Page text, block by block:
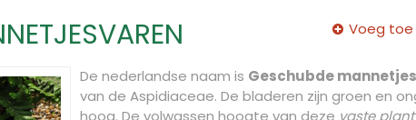
Voeg toe
De nederlandse naam is Geschubde
van de Aspidiaceae. De bladeren zijn groen en
hoog. De volwassen hoogte van deze vaste plant